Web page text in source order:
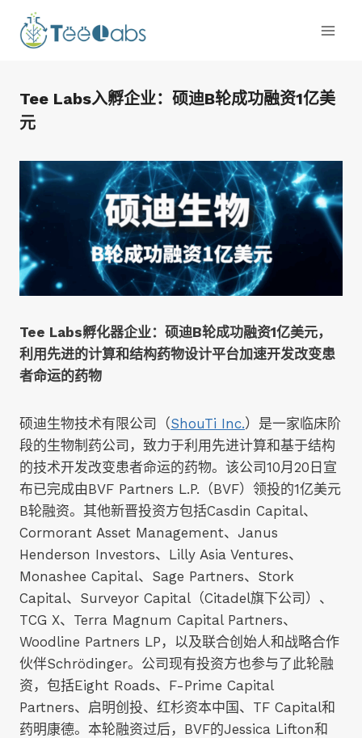
Tee Labs入孵企业：硕迪B轮成功融资1亿美
元
Tee Labs孵化器企业： 硕迪B轮成功融资1亿美元，
利用先进的计算和结构药物设计平台加速开发改变患
者命运的药物
硕迪生物技术有限公司（ShouTi Inc.）是一家临床阶
段的生物制药公司，致力于利用先进计算和基于结构
的技术开发改变患者命运的药物。该公司10月20日宣
布已完成由BVF Partners L.P.（BVF）领投的1亿美元
B轮融资。其他新晋投资方包括Casdin Capital、
Cormorant Asset Management、Janus
Henderson Investors、Lilly Asia Ventures、
Monashee Capital、Sage Partners、Stork
Capital、Surveyor Capital（Citadel旗下公司）、
TCG X、Terra Magnum Capital Partners、
Woodline Partners LP，以及联合创始人和战略合作
伙伴Schrödinger。公司现有投资方也参与了此轮融
资，包括Eight Roads、F-Prime Capital
Partners、启明创投、红杉资本中国、TF Capital和
药明康德。本轮融资过后，BVF的Jessica Lifton和